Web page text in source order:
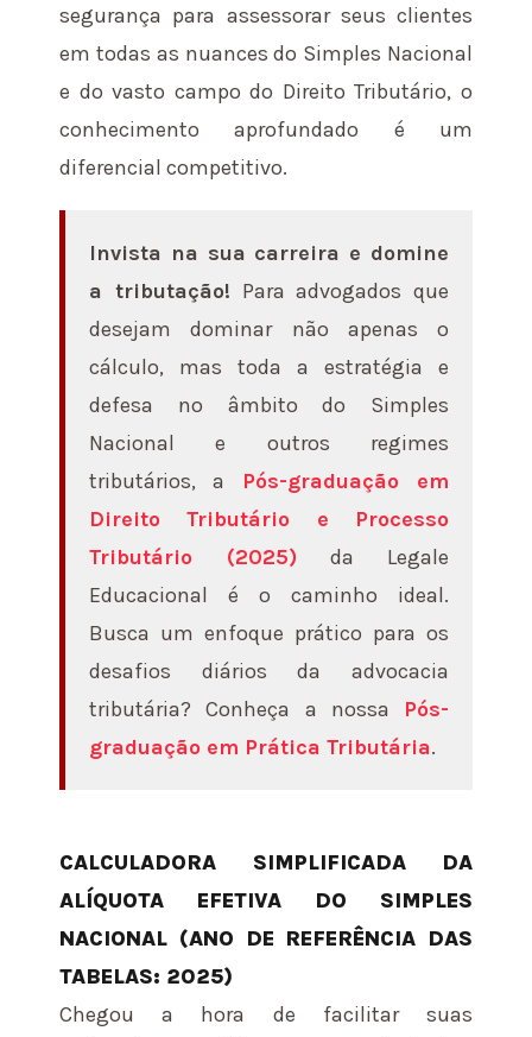
segurança para assessorar seus clientes
em todas as nuances do Simples Nacional
e do vasto campo do Direito Tributário, o
conhecimento aprofundado é um
diferencial competitivo.
Invista na sua carreira e domine
a tributação! Para advogados que
desejam dominar não apenas o
cálculo, mas toda a estratégia e
defesa no âmbito do Simples
Nacional e outros regimes
tributários, a
Pós-graduação em
Direito Tributário e Processo
Tributário (2025) da Legale
Educacional é o caminho ideal.
Busca um enfoque prático para os
desafios diários da advocacia
tributária? Conheça a nossa Pós-
graduação em Prática Tributária.
CALCULADORA SIMPLIFICADA DA
ALÍQUOTA EFETIVA DO SIMPLES
NACIONAL (ANO DE REFERÊNCIA DAS
TABELAS: 2025)
Chegou a hora de facilitar suas